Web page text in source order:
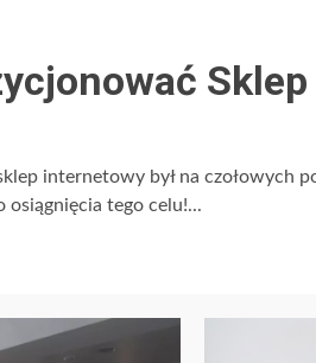
internetowy był na czołowych
osiągnięcia tego celu!...